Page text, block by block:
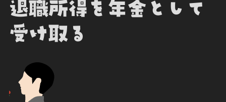
退職所得を年金として
受け取る